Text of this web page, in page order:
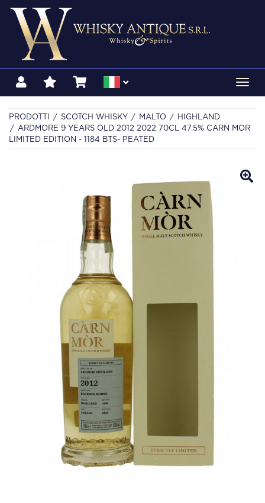
PRODOTTI SCOTCH WHISKY MALTO
HIGHLAND
ARDMORE 9 YEARS OLD 2012 2022 70CL 47.5% CARN MOR
LIMITED EDITION - 1184 BTS- PEATED